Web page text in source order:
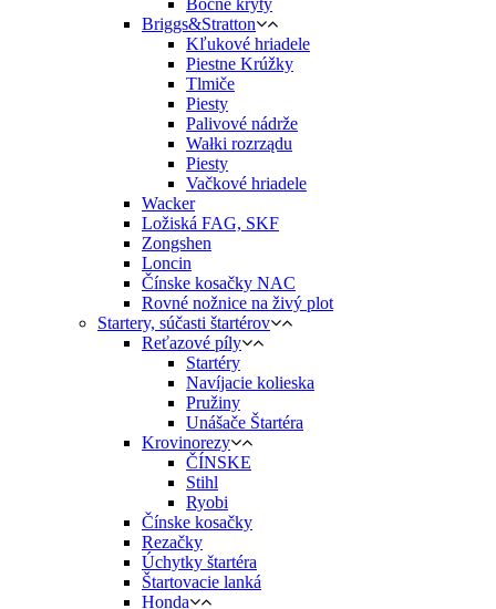
Bočné kryty
Briggs&Stratton
Kľukové hriadele
Piestne Krúžky
Tlmiče
Piesty
Palivové nádrže
Wałki rozrządu
Piesty
Vačkové hriadele
Wacker
Ložiská FAG, SKF
Zongshen
Loncin
Čínske kosačky NAC
Rovné nožnice na živý plot
Startery, súčasti štartérov
Reťazové píly
Startéry
Navíjacie kolieska
Pružiny
Unášače Štartéra
Krovinorezy
ČÍNSKE
Stihl
Ryobi
Čínske kosačky
Rezačky
Úchytky štartéra
Štartovacie lanká
Honda